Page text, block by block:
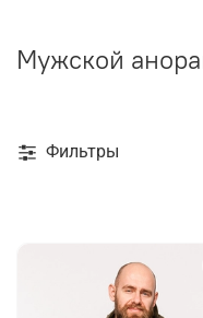
Мужской
Фильтры